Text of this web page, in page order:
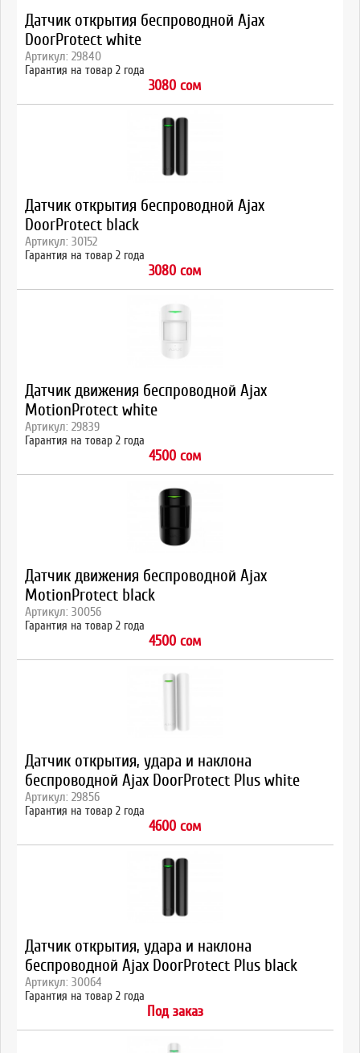
Датчик открытия беспроводной Ajax
DoorProtect white
Артикул: 29840
Гарантия на товар 2 года
3080 сом
Датчик открытия беспроводной Ajax
DoorProtect black
Артикул: 30152
Гарантия на товар 2 года
3080 сом
Датчик движения беспроводной Ajax
MotionProtect white
Артикул: 29839
Гарантия на товар 2 года
4500 сом
Датчик движения беспроводной Ajax
MotionProtect black
Артикул: 30056
Гарантия на товар 2 года
4500 сом
Датчик открытия, удара и наклона
беспроводной Ajax DoorProtect Plus white
Артикул: 29856
Гарантия на товар 2 года
4600 сом
Датчик открытия, удара и наклона
беспроводной Ajax DoorProtect Plus black
Артикул: 30064
Гарантия на товар 2 года
Под заказ